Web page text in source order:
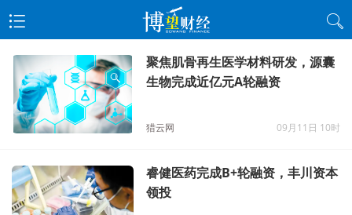
聚焦肌骨再生医学材料研发，源囊
生物完成近亿元A轮融资
猎云网 09月11日 10时
睿健医药完成B+轮融资，丰川资本
领投